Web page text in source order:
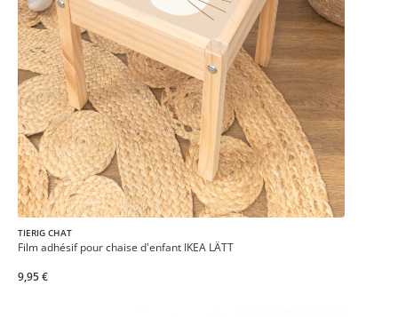
TIERIG CHAT
Film adhésif pour chaise d'enfant IKEA LÄTT
9,95 €